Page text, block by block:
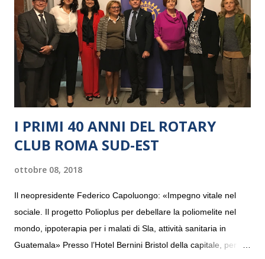
I PRIMI 40 ANNI DEL ROTARY
CLUB ROMA SUD-EST
ottobre 08, 2018
Il neopresidente Federico Capoluongo: «Impegno vitale nel
sociale. Il progetto Polioplus per debellare la poliomelite nel
mondo, ippoterapia per i malati di Sla, attività sanitaria in
Guatemala» Presso l’Hotel Bernini Bristol della capitale, per la